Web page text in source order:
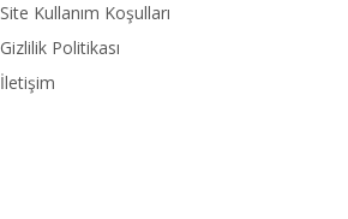
Site Kullanım Koşulları
Gizlilik Politikası
İletişim